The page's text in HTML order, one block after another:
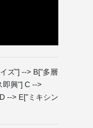
ズ"] --> B["多層
即興"] C -->
--> E["ミキシン